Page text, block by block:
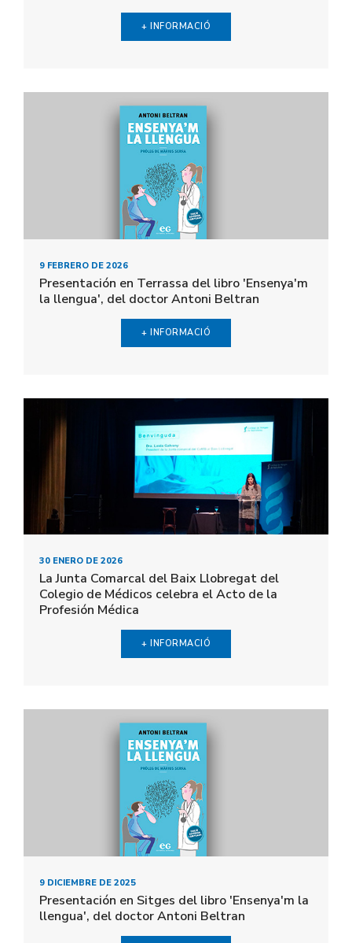
+ INFORMACIÓ
9 FEBRERO DE 2026
Presentación en Terrassa del libro 'Ensenya'm
la llengua', del doctor Antoni Beltran
+ INFORMACIÓ
30 ENERO DE 2026
La Junta Comarcal del Baix Llobregat del
Colegio de Médicos celebra el Acto de la
Profesión Médica
+ INFORMACIÓ
9 DICIEMBRE DE 2025
Presentación en Sitges del libro 'Ensenya'm la
llengua', del doctor Antoni Beltran